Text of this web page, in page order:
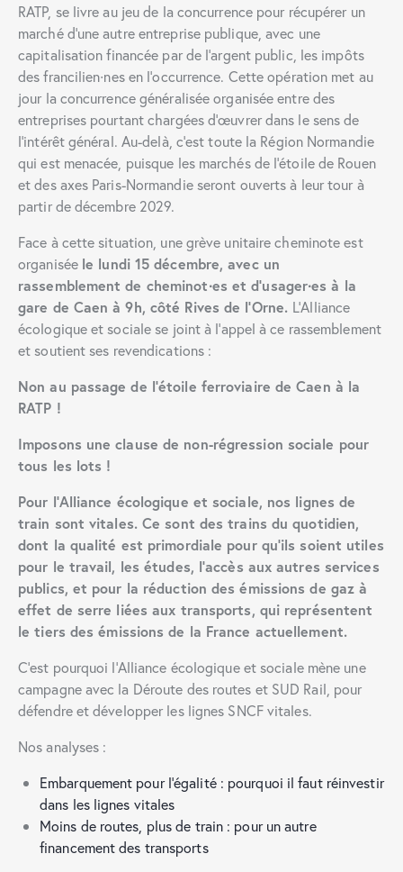
RATP, se livre au jeu de la concurrence pour récupérer un
marché d’une autre entreprise publique, avec une
capitalisation financée par de l’argent public, les impôts
des francilien∙nes en l’occurrence. Cette opération met au
jour la concurrence généralisée organisée entre des
entreprises pourtant chargées d’œuvrer dans le sens de
l’intérêt général. Au-delà, c’est toute la Région Normandie
qui est menacée, puisque les marchés de l’étoile de Rouen
et des axes Paris-Normandie seront ouverts à leur tour à
partir de décembre 2029.
Face à cette situation, une grève unitaire cheminote est
organisée le lundi 15 décembre, avec un
rassemblement de cheminot∙es et d’usager∙es à la
gare de Caen à 9h, côté Rives de l’Orne. L’Alliance
écologique et sociale se joint à l’appel à ce rassemblement
et soutient ses revendications :
Non au passage de l’étoile ferroviaire de Caen à la
RATP !
Imposons une clause de non-régression sociale pour
tous les lots !
Pour l’Alliance écologique et sociale, nos lignes de
train sont vitales. Ce sont des trains du quotidien,
dont la qualité est primordiale pour qu’ils soient utiles
pour le travail, les études, l’accès aux autres services
publics, et pour la réduction des émissions de gaz à
effet de serre liées aux transports, qui représentent
le tiers des émissions de la France actuellement.
C’est pourquoi l’Alliance écologique et sociale mène une
campagne avec la Déroute des routes et SUD Rail, pour
défendre et développer les lignes SNCF vitales.
Nos analyses :
Embarquement pour l’égalité : pourquoi il faut réinvestir
dans les lignes vitales
Moins de routes, plus de train : pour un autre
financement des transports